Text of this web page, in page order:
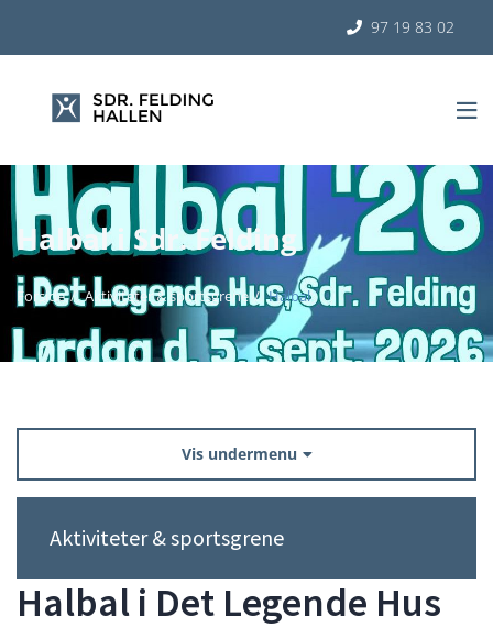
 97 19 83 02

Halbal i Sdr. Felding
Forside Aktiviteter & sportsgrene Halbal
Vis undermenu 
Aktiviteter & sportsgrene
Halbal i Det Legende Hus